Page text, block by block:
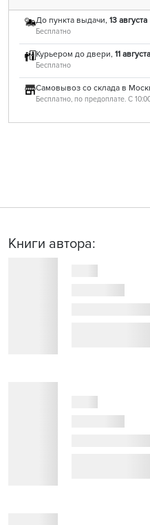
До пункта выдачи, 13 августа
Бесплатно
Курьером до двери, 11 августа
Бесплатно
Самовывоз со склада в
Бесплатно, по предоплате. С
Книги автора: